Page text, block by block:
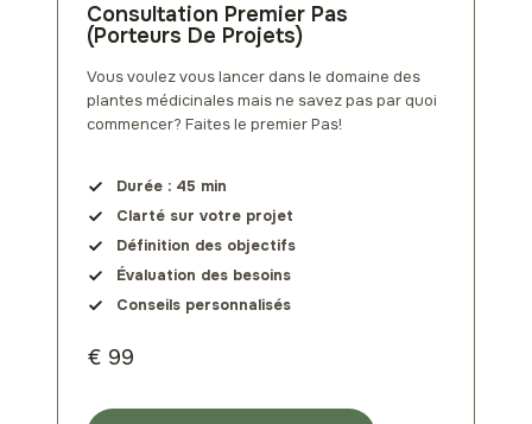
Consultation Premier Pas
(porteurs De Projets)
Vous voulez vous lancer dans le domaine des
plantes médicinales mais ne savez pas par quoi
commencer? Faites le premier Pas!
Durée : 45 min
Clarté sur votre projet
Définition des objectifs
Évaluation des besoins
Conseils personnalisés
€ 99